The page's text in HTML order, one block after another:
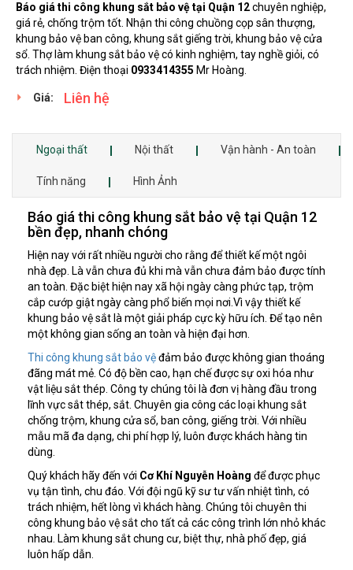
Báo giá thi công khung sắt bảo vệ tại Quận 12chuyên nghiệp,
giá rẻ, chống trộm tốt. Nhận thi công chuồng cọp sân thượng,
khung bảo vệ ban công, khung sắt giếng trời, khung bảo vệ cửa
sổ. Thợ làm khung sắt bảo vệ có kinh nghiệm, tay nghề giỏi, có
trách nhiệm. Điện thoại 0933414355 Mr Hoàng.
Giá: Liên hệ
Ngoại thất Nội thất Vận hành - An toàn
Tính năng Hình Ảnh
Báo giá thi công khung sắt bảo vệ tại Quận 12
bền đẹp, nhanh chóng
Hiện nay với rất nhiều người cho rằng để thiết kế một ngôi
nhà đẹp. Là vẫn chưa đủ khi mà vẫn chưa đảm bảo được tính
an toàn. Đặc biệt hiện nay xã hội ngày càng phức tạp, trộm
cắp cướp giật ngày càng phổ biến mọi nơi.Vì vậy thiết kế
khung bảo vệ sắt là một giải pháp cực kỳ hữu ích. Để tạo nên
một không gian sống an toàn và hiện đại hơn.
Thi công khung sắt bảo vệđảm bảo được không gian thoáng
đãng mát mẻ. Có độ bền cao, hạn chế được sự oxi hóa như
vật liệu sắt thép. Công ty chúng tôi là đơn vị hàng đầu trong
lĩnh vực sắt thép, sắt. Chuyên gia công các loại khung sắt
chống trộm, khung cửa sổ, ban công, giếng trời. Với nhiều
mẫu mã đa dạng, chi phí hợp lý, luôn được khách hàng tin
dùng.
Quý khách hãy đến với Cơ Khí Nguyễn Hoàng để được phục
vụ tận tình, chu đáo. Với đội ngũ kỹ sư tư vấn nhiệt tình, có
trách nhiệm, hết lòng vì khách hàng. Chúng tôi chuyên thi
công khung bảo vệ sắt cho tất cả các công trình lớn nhỏ khác
nhau. Làm khung sắt chung cư, biệt thự, nhà phố đẹp, giá
luôn hấp dẫn.